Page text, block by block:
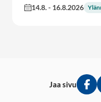
14.8.- 16.8.2026
Jaa sivu
Jaa